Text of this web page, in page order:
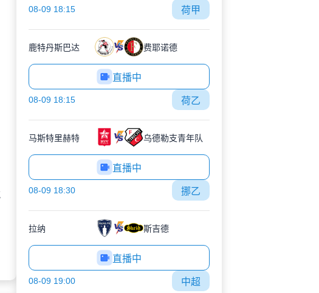
08-09 18:15 荷甲
鹿特丹斯巴达 费耶诺德
直播中
08-09 18:15 荷乙
马斯特里赫特 乌德勒支青年队
直播中
08-09 18:30 挪乙
拉纳 斯吉德
直播中
08-09 19:00 中超